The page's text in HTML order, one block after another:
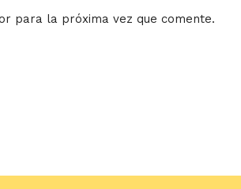
para la próxima vez que comente.